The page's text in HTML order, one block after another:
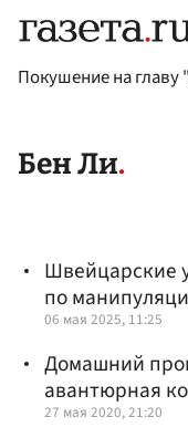
Покушение на
Бен Ли
Швейцарские
по
06 мая 2025, 11:25
Домашний
авантюрная
27 мая 2020, 21:20